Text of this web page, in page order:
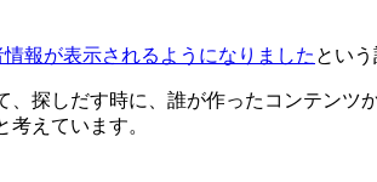
情報が表示されるようになりました という
、探しだす時に、誰が作ったコンテン
考えています。